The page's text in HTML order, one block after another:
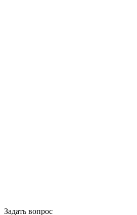
Задать вопрос